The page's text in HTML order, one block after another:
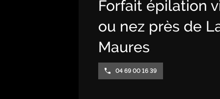
Forfait épilation
ou nez près de
Maures
04 69 00 16 39